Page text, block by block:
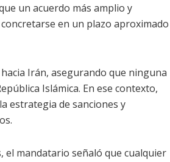
un acuerdo más amplio y
en un plazo aproximado
Irán, asegurando que ninguna
Islámica. En ese contexto,
estrategia de sanciones y
el mandatario señaló que cualquier